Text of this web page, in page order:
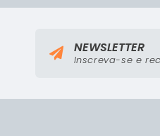
NEWSLETTER
Inscreva-se e